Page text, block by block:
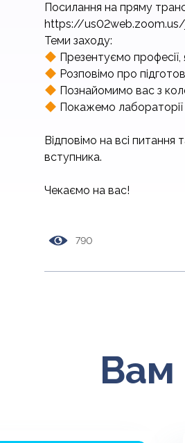
Посилання на пряму
https://us02web.zoom.us/
Теми заходу:
Презентуємо
Розповімо про
Познайомимо вас з
Покажемо
Відповімо на всі
вступника.
Чекаємо на вас!
790
Вам